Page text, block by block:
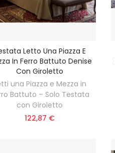
Letto Una Piazza E
In Ferro Battuto Denise
Con Giroletto
una Piazza e Mezza in
Battuto – Solo Testata
con Giroletto
122,87 €